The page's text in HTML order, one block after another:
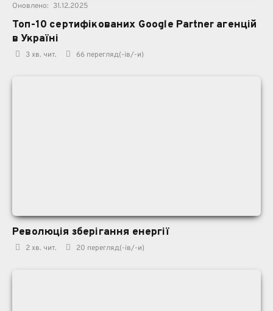
Оновлено: 31.12.2025
Топ-10 сертифікованих Google Partner агенцій
в Україні
3 хв. чит. 66 перегляд(-ів/-и)
Революція зберігання енергії
2 хв. чит. 20 перегляд(-ів/-и)